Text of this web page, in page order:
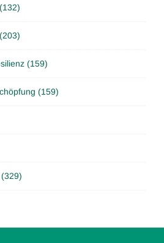
(159)
(159)